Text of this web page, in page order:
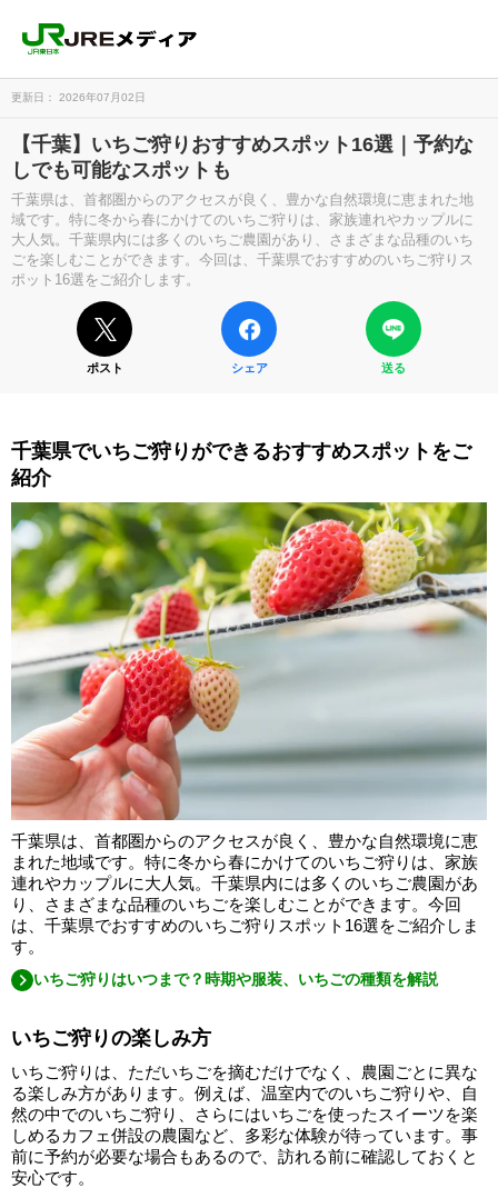
更新日： 2026年07月02日
【千葉】いちご狩りおすすめスポット16選｜予約な
しでも可能なスポットも
千葉県は、首都圏からのアクセスが良く、豊かな自然環境に恵まれた地
域です。特に冬から春にかけてのいちご狩りは、家族連れやカップルに
大人気。千葉県内には多くのいちご農園があり、さまざまな品種のいち
ごを楽しむことができます。今回は、千葉県でおすすめのいちご狩りス
ポット16選をご紹介します。
ポスト シェア 送る
千葉県でいちご狩りができるおすすめスポットをご
紹介
千葉県は、首都圏からのアクセスが良く、豊かな自然環境に恵
まれた地域です。特に冬から春にかけてのいちご狩りは、家族
連れやカップルに大人気。千葉県内には多くのいちご農園があ
り、さまざまな品種のいちごを楽しむことができます。今回
は、千葉県でおすすめのいちご狩りスポット16選をご紹介しま
す。
いちご狩りはいつまで？時期や服装、いちごの種類を解説
いちご狩りの楽しみ方
いちご狩りは、ただいちごを摘むだけでなく、農園ごとに異な
る楽しみ方があります。例えば、温室内でのいちご狩りや、自
然の中でのいちご狩り、さらにはいちごを使ったスイーツを楽
しめるカフェ併設の農園など、多彩な体験が待っています。事
前に予約が必要な場合もあるので、訪れる前に確認しておくと
安心です。